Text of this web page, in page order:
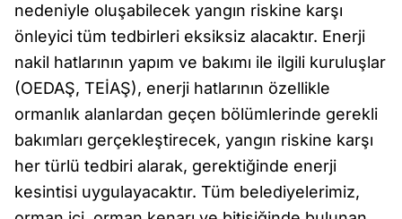
nedeniyle oluşabilecek yangın riskine karşı
önleyici tüm tedbirleri eksiksiz alacaktır. Enerji
nakil hatlarının yapım ve bakımı ile ilgili kuruluşlar
(OEDAŞ, TEİAŞ), enerji hatlarının özellikle
ormanlık alanlardan geçen bölümlerinde gerekli
bakımları gerçekleştirecek, yangın riskine karşı
her türlü tedbiri alarak, gerektiğinde enerji
kesintisi uygulayacaktır. Tüm belediyelerimiz,